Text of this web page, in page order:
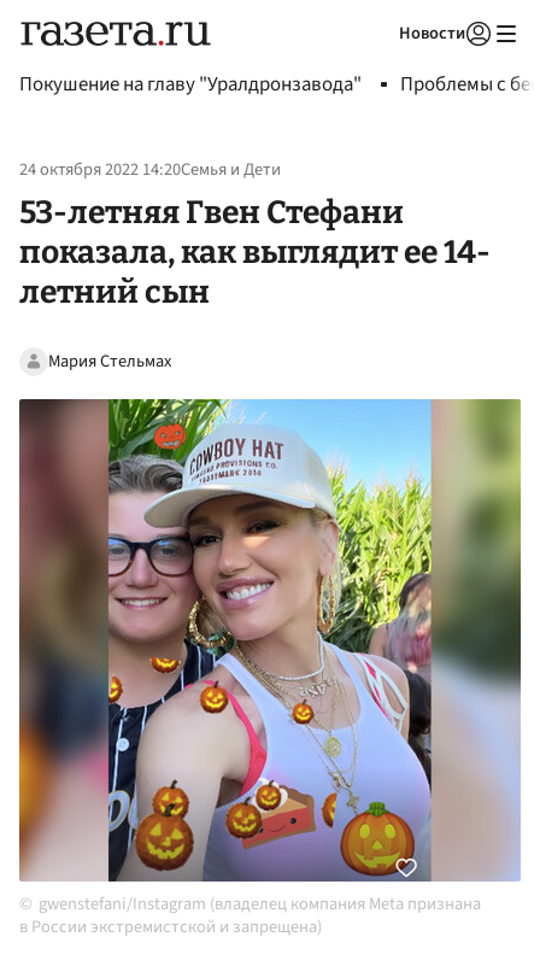
Новости
Покушение на главу "Уралдронзавода" Проблемы с
24 октября 2022 14:20Семья и Дети
53-летняя Гвен Стефани
показала, как выглядит ее 14-
летний сын
Мария Стельмах
gwenstefani/Instagram (владелец компания Meta признана
в России экстремистской и запрещена)